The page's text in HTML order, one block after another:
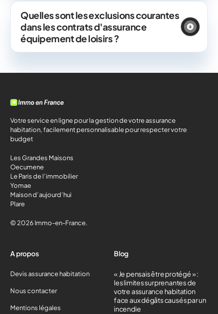
Quelles sont les exclusions courantes
dans les contrats d'assurance
équipement de loisirs ?
Votre service en ligne pour la gestion de votre assurance
habitation, facilement personnalisable pour respecter votre
budget
Les Grandes Maisons
Oecumene
Le Paris de l’immobilier
Yomae
Maison d’aujourd’hui
Plare
© 2026 Immo-en-France.
A propos
Devis assurance habitation
Nous contacter
Mentions légales
Blog
« Je pensais être protégé » :
les limites surprenantes de
votre assurance habitation
face aux dégâts causés par un
incendie